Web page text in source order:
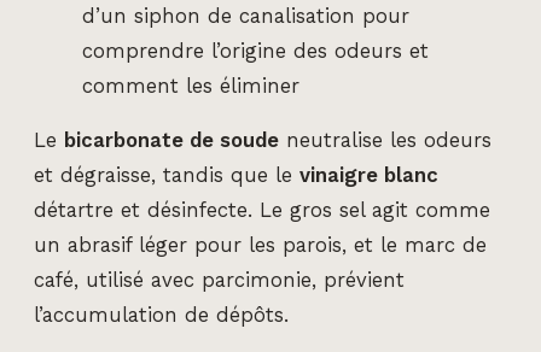
d’un siphon de canalisation pour
comprendre l’origine des odeurs et
comment les éliminer
Le bicarbonate de soude neutralise les odeurs
et dégraisse, tandis que le vinaigre blanc
détartre et désinfecte. Le gros sel agit comme
un abrasif léger pour les parois, et le marc de
café, utilisé avec parcimonie, prévient
l’accumulation de dépôts.